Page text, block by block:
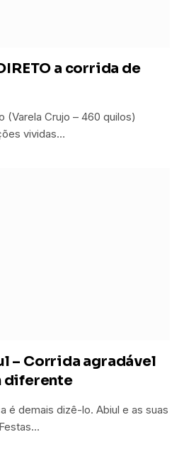
a corrida de
(Varela Crujo – 460 quilos)
vividas…
– Corrida agradável
diferente
é demais dizê-lo. Abiul e as suas